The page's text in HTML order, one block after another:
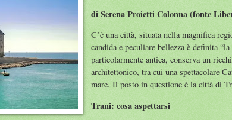
di Serena Proietti Colonna (fonte
C’è una città, situata nella magnifica
candida e peculiare bellezza è definita
particolarmente antica, conserva un
architettonico, tra cui una spettacolare
mare. Il posto in questione è la città di
Trani: cosa aspettarsi